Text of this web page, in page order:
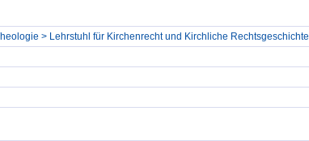
> Lehrstuhl für Kirchenrecht und Kirchliche Rechtsgeschichte